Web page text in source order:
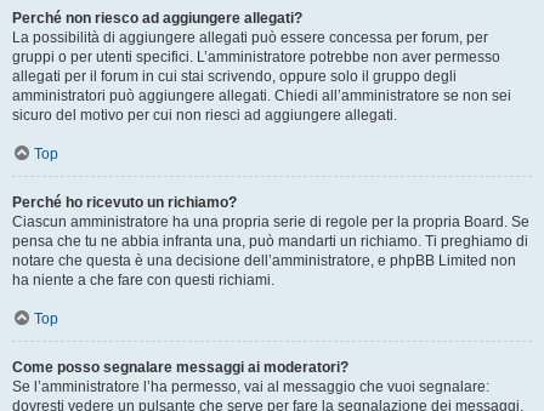
Perché non riesco ad aggiungere allegati?
La possibilità di aggiungere allegati può essere concessa per forum, per
gruppi o per utenti specifici. L’amministratore potrebbe non aver permesso
allegati per il forum in cui stai scrivendo, oppure solo il gruppo degli
amministratori può aggiungere allegati. Chiedi all’amministratore se non sei
sicuro del motivo per cui non riesci ad aggiungere allegati.
Top
Perché ho ricevuto un richiamo?
Ciascun amministratore ha una propria serie di regole per la propria Board. Se
pensa che tu ne abbia infranta una, può mandarti un richiamo. Ti preghiamo di
notare che questa è una decisione dell’amministratore, e phpBB Limited non
ha niente a che fare con questi richiami.
Top
Come posso segnalare messaggi ai moderatori?
Se l’amministratore l’ha permesso, vai al messaggio che vuoi segnalare:
dovresti vedere un pulsante che serve per fare la segnalazione dei messaggi.